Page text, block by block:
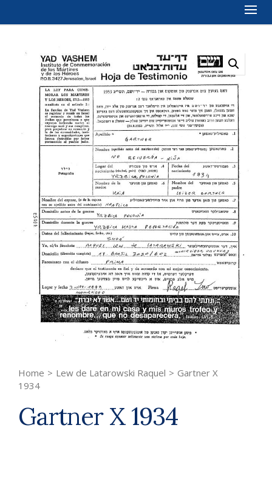
Home > Lew de Latarowski Raquel > Gartner X
1934
Gartner X 1934